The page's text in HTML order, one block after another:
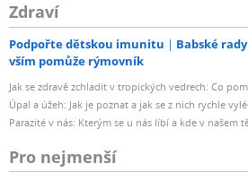
Zdraví
Podpořte dětskou imunitu Babské
vším pomůže rýmovník
Jak se zdravě zchladit v tropických vedrech: Co
Úpal a úžeh: Jak je poznat a jak se z nich rychle
Parazité v nás: Kterým se u nás líbí a kde v našem
Pro nejmenší